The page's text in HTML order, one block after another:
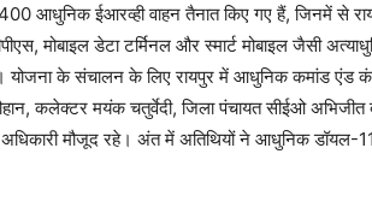
आधुनिक ईआरव्ही वाहन तैनात किए गए हैं, जिनमें से
मोबाइल डेटा टर्मिनल और स्मार्ट मोबाइल जैसी
योजना के संचालन के लिए रायपुर में आधुनिक कमांड एंड
कलेक्टर मयंक चतुर्वेदी, जिला पंचायत सीईओ
मौजूद रहे। अंत में अतिथियों ने आधुनिक डॉयल-